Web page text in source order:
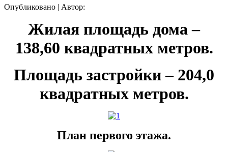
Опубликовано | Автор:
Жилая площадь дома –
138,60 квадратных метров.
Площадь застройки – 204,0
квадратных метров.
План первого этажа.